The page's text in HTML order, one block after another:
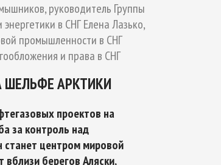
руководитель Группы
в СНГ Елена Лазько,
промышленности в СНГ
и права в СНГ
ШЕЛЬФЕ АРКТИКИ
проектов на
за контроль над
станет центром мировой
берегов Аляски,